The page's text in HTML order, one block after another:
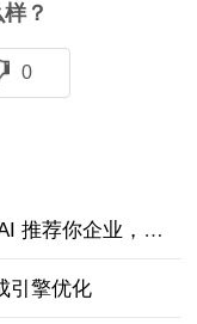
？
0
上一篇：GEO 获客——客户问 AI，AI 推荐你企业，生意上门
引擎优化